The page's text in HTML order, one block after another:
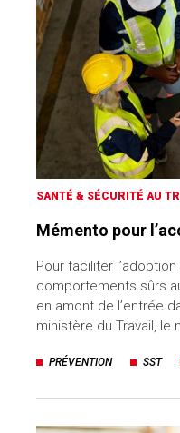
SANTÉ & SÉCURITÉ AU
Mémento pour
Pour faciliter
comportements sûrs
en amont de l’entrée
ministère du Travail, le
PRÉVENTION SST